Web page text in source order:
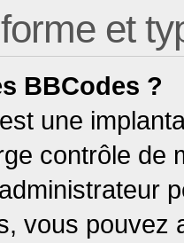
et
BBCodes ?
une
contrôle de
vous pouvez